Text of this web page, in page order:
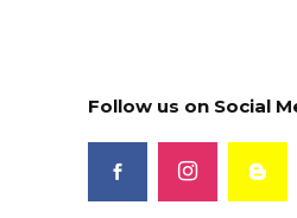
Follow us on Social